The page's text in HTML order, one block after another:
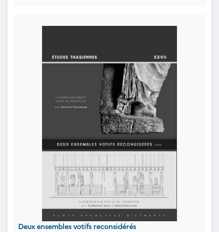
Deux ensembles votifs reconsidérés